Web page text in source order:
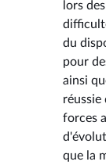
lors
du
pour
ainsi
réussie
forces
que la